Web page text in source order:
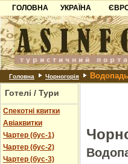
ГОЛОВНА
УКРАЇНА
Карпати
Азов
Причорноморря
Шацьк
Головна Чорногорія
Готелі / Тури
Спекотні квитки
Авіаквитки
Чартер (бус-1)
Чартер (бус-2)
Чартер (бус-3)